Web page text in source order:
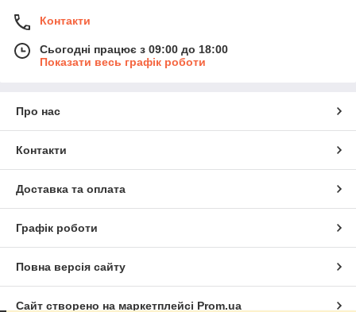
Контакти
Сьогодні працює з 09:00 до 18:00
Показати весь графік роботи
Про нас
Контакти
Доставка та оплата
Графік роботи
Повна версія сайту
Сайт створено на маркетплейсі Prom.ua